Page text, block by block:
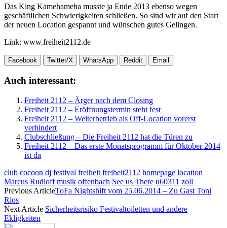
Das King Kamehameha musste ja Ende 2013 ebenso wegen
geschäftlichen Schwierigkeiten schließen. So sind wir auf den Start
der neuen Location gespannt und wünschen gutes Gelingen.
Link: www.freiheit2112.de
Facebook Twitter/X WhatsApp Reddit Email
Auch interessant:
Freiheit 2112 – Ärger nach dem Closing
Freiheit 2112 – Eröffnungstermin steht fest
Freiheit 2112 – Weiterbetrieb als Off-Location vorerst
verhindert
Clubschließung – Die Freiheit 2112 hat die Türen zu
Freiheit 2112 – Das erste Monatsprogramm für Oktober 2014
ist da
club cocoon dj festival freiheit freiheit2112 homepage location
Marcus Rudloff musik offenbach See us There u60311 zoll
Previous ArticleToFa Nightshift vom 25.06.2014 – Zu Gast Toni
Rios
Next Article Sicherheitsrisiko Festivaltoiletten und andere
Ekligkeiten